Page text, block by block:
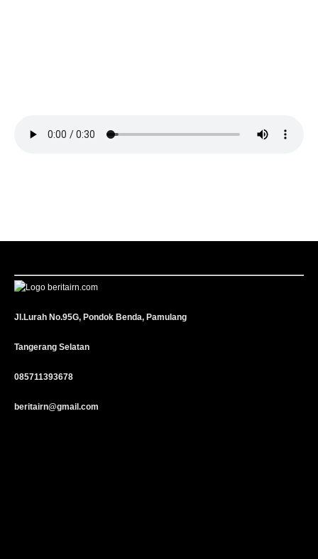
Jl.Lurah No.95G, Pondok Benda, Pamulang
Tangerang Selatan
085711393678
beritairn@gmail.com